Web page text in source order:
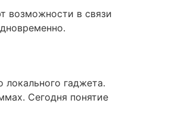
возможности в связи
гаджета.
Сегодня понятие